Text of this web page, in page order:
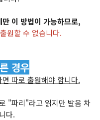
이 방법이 가능하므로,
원할 수 없습니다.
경우
따로 출원해야 합니다.
"파리"라고 읽지만 발음 차
다.